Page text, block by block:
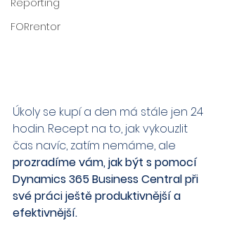
Reporting
FORrentor
Úkoly se kupí a den má stále jen 24
hodin. Recept na to, jak vykouzlit
čas navíc, zatím nemáme, ale
prozradíme vám, jak být s pomocí
Dynamics 365 Business Central při
své práci ještě produktivnější a
efektivnější.